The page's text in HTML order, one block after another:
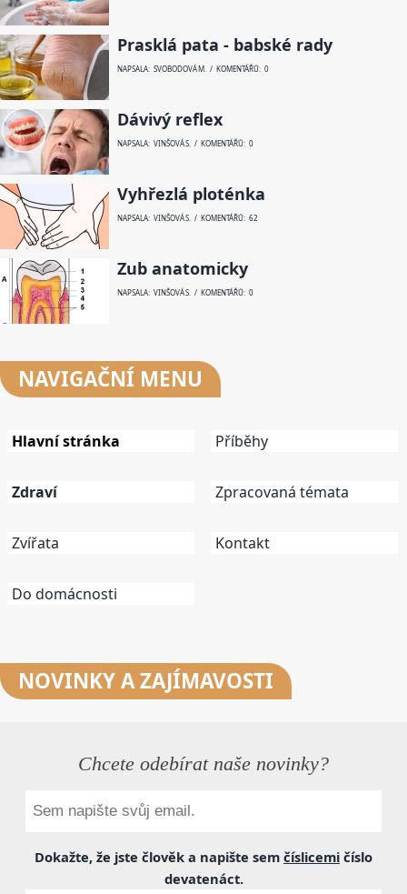
Prasklá pata - babské rady
NAPSALA: SVOBODOVÁ M. / KOMENTÁŘŮ: 0
Dávivý reflex
NAPSALA: VINŠOVÁ S. / KOMENTÁŘŮ: 0
Vyhřezlá ploténka
NAPSALA: VINŠOVÁ S. / KOMENTÁŘŮ: 62
Zub anatomicky
NAPSALA: VINŠOVÁ S. / KOMENTÁŘŮ: 0
NAVIGAČNÍ MENU
Hlavní stránka
Zdraví
Zvířata
Do domácnosti
Příběhy
Zpracovaná témata
Kontakt
NOVINKYA ZAJÍMAVOSTI
Chcete odebírat naše novinky?
Dokažte, že jste člověk a napište sem číslicemi číslo
devatenáct.